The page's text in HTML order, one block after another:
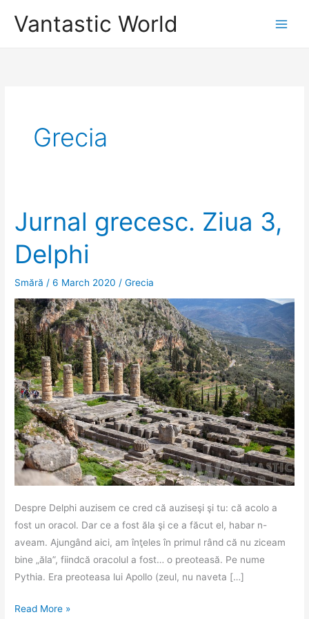
Vantastic World
Grecia
Jurnal grecesc. Ziua 3,
Delphi
Smără /6 March 2020 /Grecia
Despre Delphi auzisem ce cred că auziseşi şi tu: că acolo a
fost un oracol. Dar ce a fost ăla şi ce a făcut el, habar n-
aveam. Ajungând aici, am înţeles în primul rând că nu ziceam
bine „ăla”, fiindcă oracolul a fost… o preoteasă. Pe nume
Pythia. Era preoteasa lui Apollo (zeul, nu naveta […]
Jurnal
Read More »